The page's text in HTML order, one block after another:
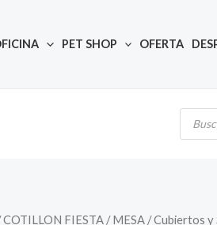
PET SHOP OFERTA
Búsqueda
COTILLON FIESTA /MESA /Cubiertos y
Quantity